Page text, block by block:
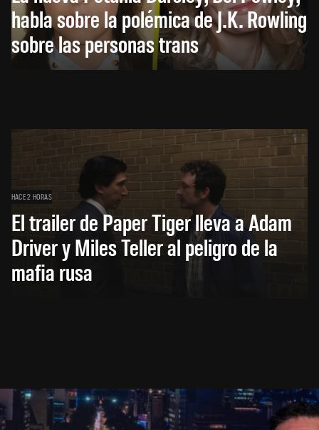
habla sobre la polémica de J.K. Rowling
sobre las personas trans
HACE 2 HORAS
El trailer de Paper Tiger lleva a Adam
Driver y Miles Teller al peligro de la
mafia rusa